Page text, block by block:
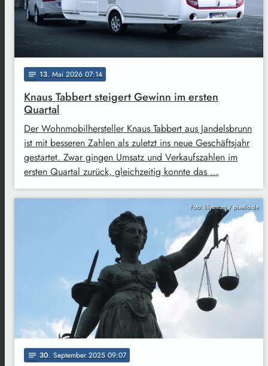
notes 13. Mai 2026 07:14
Knaus Tabbert steigert Gewinn im ersten
Quartal
Der Wohnmobilhersteller Knaus Tabbert aus Jandelsbrunn
ist mit besseren Zahlen als zuletzt ins neue Geschäftsjahr
gestartet. Zwar gingen Umsatz und Verkaufszahlen im
ersten Quartal zurück, gleichzeitig konnte das …
Foto: lillysmum / pixelio.de
notes 30. September 2025 09:07